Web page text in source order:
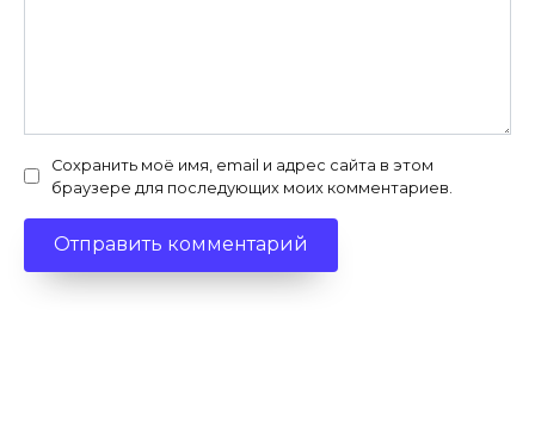
Сохранить моё имя, email и адрес сайта в этом
браузере для последующих моих комментариев.